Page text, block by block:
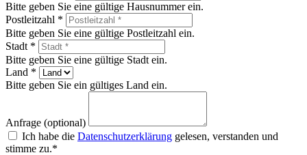
Bitte geben Sie eine gültige Hausnummer ein.
Postleitzahl *
Bitte geben Sie eine gültige Postleitzahl ein.
Stadt *
Bitte geben Sie eine gültige Stadt ein.
Land *
Bitte geben Sie ein gültiges Land ein.
Anfrage (optional)
Ich habe die Datenschutzerklärung gelesen, verstanden und
stimme zu.*